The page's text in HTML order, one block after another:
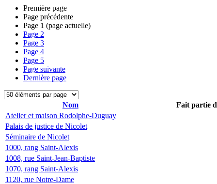
Première page
Page précédente
Page 1 (page actuelle)
Page 2
Page 3
Page 4
Page 5
Page suivante
Dernière page
Nom
Fait partie
Atelier et maison Rodolphe-Duguay
Palais de justice de Nicolet
Séminaire de Nicolet
1000, rang Saint-Alexis
1008, rue Saint-Jean-Baptiste
1070, rang Saint-Alexis
1120, rue Notre-Dame